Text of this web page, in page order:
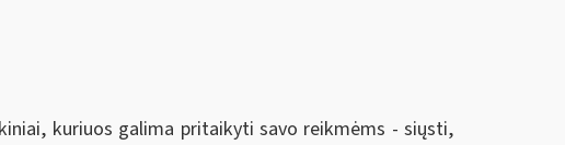
kuriuos galima pritaikyti savo reikmėms - siųsti,